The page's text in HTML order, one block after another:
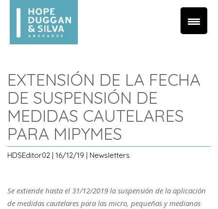
EXTENSIÓN DE LA FECHA
DE SUSPENSIÓN DE
MEDIDAS CAUTELARES
PARA MIPYMES
HDSEditor02 | 16/12/19 | Newsletters
Se extiende hasta el 31/12/2019 la suspensión de la aplicación
de medidas cautelares para las micro, pequeñas y medianas